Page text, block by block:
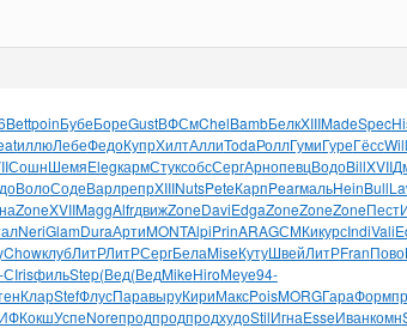
BettpoinБубеБореGustВФСмChelBambБелкXIIIMadeSpec
иллюЛебеФедоКупрХилтАллиTodaРоллГумиГуреГёссWill
СошнШемяElegкармСтуксобсСергАрнопевцВодоBillXVII
ВолоСодеВарлрепрXIIINutsPeteКарпPearмальHeinBull
ZoneXVIIMaggAlfrдвижZoneDaviEdgaZoneZoneZoneПест
NeriGlamDuraАртиMONTAlpiPrinARAGСМКикурсIndiVali
ChowклубЛитРЛитРСергБелаMiseКутуШвейЛитРFranПово
СIrisфильStep(Вед(ВедMikeHiroМеуе94-
КларStefФлусПаравыруКириМаксPoisMORGГараФорм
КокшУспеNoreпродпродпродхудоStilИгнаEsseИванкомн